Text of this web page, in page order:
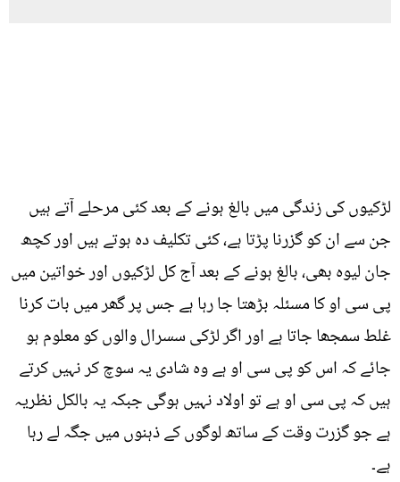
لڑکیوں کی زندگی میں بالغ ہونے کے بعد کئی مرحلے آتے ہیں
جن سے ان کو گزرنا پڑتا ہے، کئی تکلیف دہ ہوتے ہیں اور کچھ
جان لیوہ بھی، بالغ ہونے کے بعد آج کل لڑکیوں اور خواتین میں
پی سی او کا مسئلہ بڑھتا جا رہا ہے جس پر گھر میں بات کرنا
غلط سمجھا جاتا ہے اور اگر لڑکی سسرال والوں کو معلوم ہو
جائے کہ اس کو پی سی او ہے وہ شادی یہ سوچ کر نہیں کرتے
ہیں کہ پی سی او ہے تو اولاد نہیں ہوگی جبکہ یہ بالکل نظریہ
ہے جو گزرت وقت کے ساتھ لوگوں کے ذہنوں میں جگہ لے رہا
ہے۔